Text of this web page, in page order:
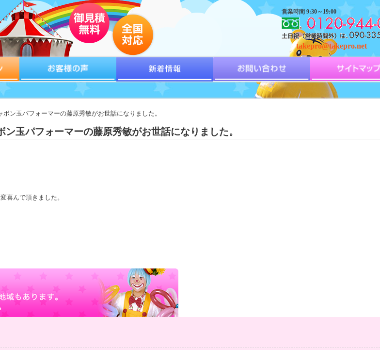
営業時間 9:30～19:00
takepro@takepro.net
ン玉パフォーマーの藤原秀敏がお世話になりました。
玉パフォーマーの藤原秀敏がお世話になりました。
喜んで頂きました。